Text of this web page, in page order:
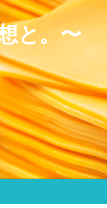
と。〜